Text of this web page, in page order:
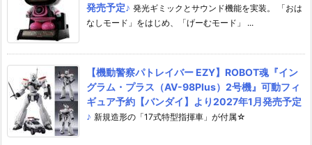
発売予定♪ 発光ギミックとサウンド機能を実装。 「おは
なしモード」をはじめ、「げーむモード」 ...
【機動警察パトレイバー EZY】ROBOT魂『イン
グラム・プラス（AV-98Plus）2号機』可動フィ
ギュア予約【バンダイ】より2027年1月発売予定
♪ 新規造形の「17式特型指揮車」が付属☆